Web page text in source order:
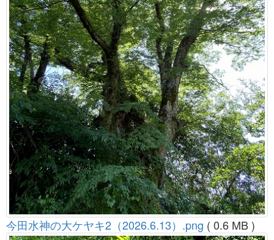
今田水神の大ケヤキ2（2026.6.13）.png ( 0.6 MB )